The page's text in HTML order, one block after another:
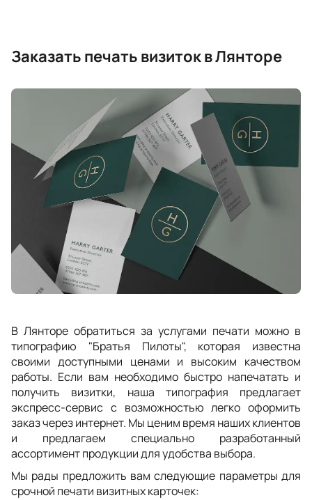
Заказать печать визиток в Лянторе
В Лянторе обратиться за услугами печати можно в
типографию "Братья Пилоты", которая известна
своими доступными ценами и высоким качеством
работы. Если вам необходимо быстро напечатать и
получить визитки, наша типография предлагает
экспресс-сервис с возможностью легко оформить
заказ через интернет. Мы ценим время наших клиентов
и предлагаем специально разработанный
ассортимент продукции для удобства выбора.
Мы рады предложить вам следующие параметры для
срочной печати визитных карточек: